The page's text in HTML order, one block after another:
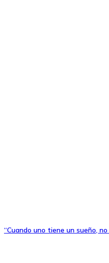
“Cuando uno tiene un sueño,